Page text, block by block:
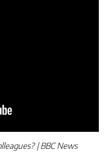
| BBC News